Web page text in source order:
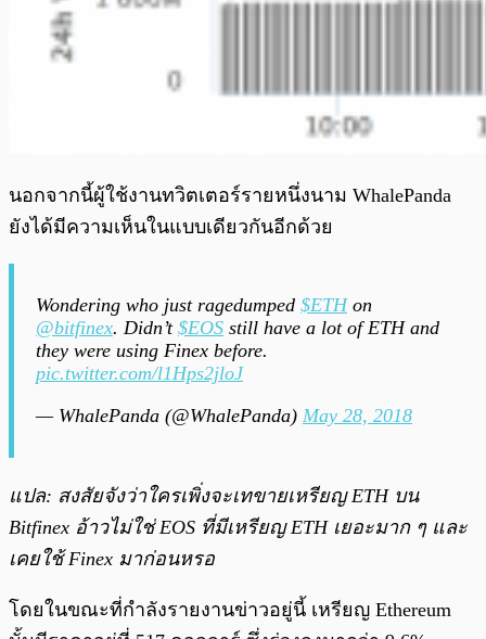
นอกจากนี้ผู้ใช้งานทวิตเตอร์รายหนึ่งนาม WhalePanda
ยังได้มีความเห็นในแบบเดียวกันอีกด้วย
Wondering who just ragedumped $ETHon
@bitfinex. Didn’t $EOS still have a lot of ETH and
they were using Finex before.
pic.twitter.com/l1Hps2jloJ
— WhalePanda (@WhalePanda) May 28, 2018
แปล: สงสัยจังว่าใครเพิ่งจะเทขายเหรียญ ETH บน
Bitfinex อ้าวไม่ใช่ EOS ที่มีเหรียญ ETH เยอะมาก ๆ และ
เคยใช้ Finex มาก่อนหรอ
โดยในขณะที่กำลังรายงานข่าวอยู่นี้ เหรียญ Ethereum